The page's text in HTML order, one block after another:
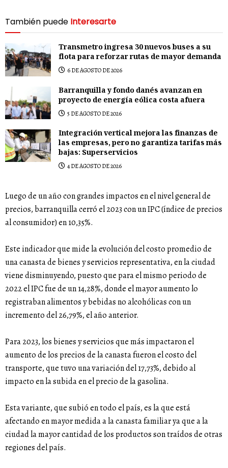
También puede Interesarte
Transmetro ingresa 30 nuevos buses a su
flota para reforzar rutas de mayor demanda
6 DE AGOSTO DE 2026
Barranquilla y fondo danés avanzan en
proyecto de energía eólica costa afuera
5 DE AGOSTO DE 2026
Integración vertical mejora las finanzas de
las empresas, pero no garantiza tarifas más
bajas: Superservicios
4 DE AGOSTO DE 2026
Luego de un año con grandes impactos en el nivel general de
precios, barranquilla cerró el 2023 con un IPC (índice de precios
al consumidor) en 10,35%.
Este indicador que mide la evolución del costo promedio de
una canasta de bienes y servicios representativa, en la ciudad
viene disminuyendo, puesto que para el mismo periodo de
2022 el IPC fue de un 14,28%, donde el mayor aumento lo
registraban alimentos y bebidas no alcohólicas con un
incremento del 26,79%, el año anterior.
Para 2023, los bienes y servicios que más impactaron el
aumento de los precios de la canasta fueron el costo del
transporte, que tuvo una variación del 17,73%, debido al
impacto en la subida en el precio de la gasolina.
Esta variante, que subió en todo el país, es la que está
afectando en mayor medida a la canasta familiar ya que a la
ciudad la mayor cantidad de los productos son traídos de otras
regiones del país.